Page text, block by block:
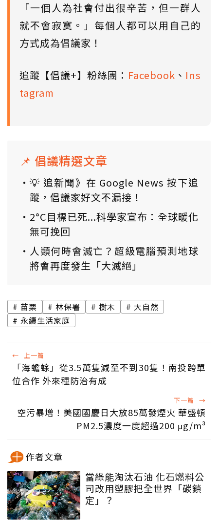
「一個人為社會付出很辛苦，但一群人
就不會寂寞。」每個人都可以用自己的
方式成為倡議家！
追蹤【倡議+】粉絲團： Facebook 、 Ins
tagram
📌 倡議精選文章
💡 追新聞》在 Google News 按下追
蹤，倡議家好文不漏接！
2°C目標已死...科學家宣布：全球暖化
無可挽回
人類何時會滅亡？超級電腦預測地球
將會再度發生「大滅絕」
苗栗 林保署 樹木
大自然
永續生活家庭
← 上一篇
「海蟾蜍」從3.5萬隻減至不到30隻！南投跨單
位合作 外來種防治有成
下一篇 →
空污暴增！美國國慶日大放85萬發煙火 華盛頓
PM2.5濃度一度超過200 μg/m³
作者文章
當綠能淘汰石油 化石燃料公
司改用塑膠把全世界「碳鎖
定」？